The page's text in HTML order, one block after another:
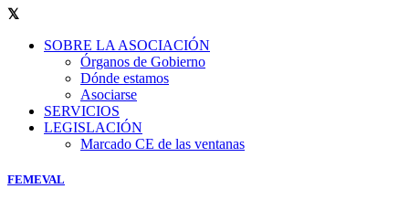
SOBRE LA ASOCIACIÓN
Órganos de Gobierno
Dónde estamos
Asociarse
SERVICIOS
LEGISLACIÓN
Marcado CE de las ventanas
FEMEVAL